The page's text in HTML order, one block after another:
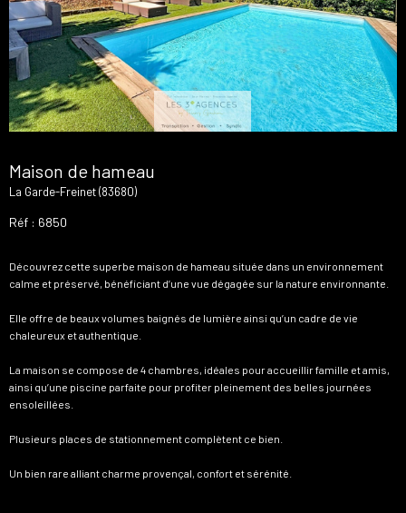
Maison de hameau
La Garde-Freinet (83680)
Réf : 6850
Découvrez cette superbe maison de hameau située dans un environnement
calme et préservé, bénéficiant d’une vue dégagée sur la nature environnante.
Elle offre de beaux volumes baignés de lumière ainsi qu’un cadre de vie
chaleureux et authentique.
La maison se compose de 4 chambres, idéales pour accueillir famille et amis,
ainsi qu’une piscine parfaite pour profiter pleinement des belles journées
ensoleillées.
Plusieurs places de stationnement complètent ce bien.
Un bien rare alliant charme provençal, confort et sérénité.